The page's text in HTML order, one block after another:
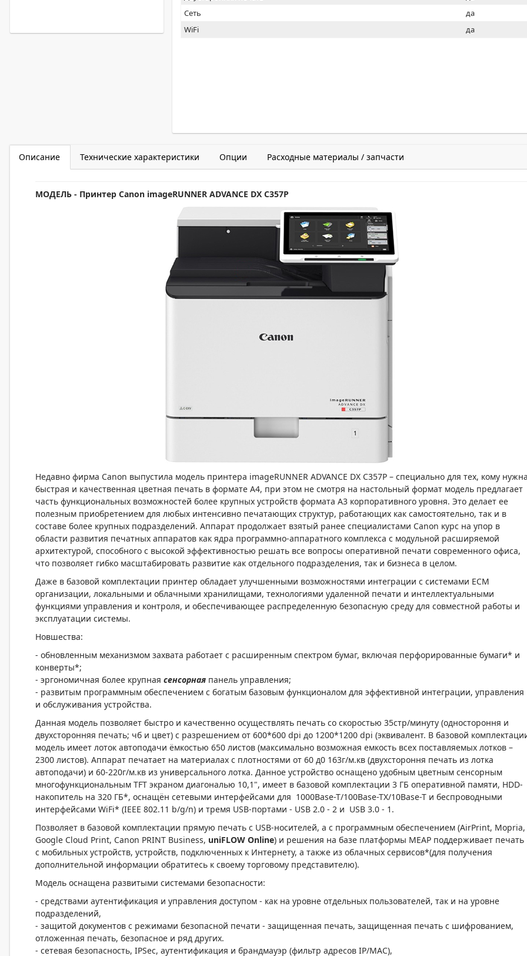
Сеть
да
WiFi
да
Описание Технические характеристики Опции Расходные материалы / запчасти
МОДЕЛЬ - Принтер Canon imageRUNNER ADVANCE DX C357P
Недавно фирма Canon выпустила модель принтера imageRUNNER ADVANCE DX C357P – специально для тех, кому
быстрая и качественная цветная печать в формате А4, при этом не смотря на настольный формат модель предлагает
часть функциональных возможностей более крупных устройств формата A3 корпоративного уровня. Это делает ее
полезным приобретением для любых интенсивно печатающих структур, работающих как самостоятельно, так и в
составе более крупных подразделений. Аппарат продолжает взятый ранее специалистами Canon курс на упор в
области развития печатных аппаратов как ядра программно-аппаратного комплекса с модульной расширяемой
архитектурой, способного с высокой эффективностью решать все вопросы оперативной печати современного офиса,
что позволяет гибко масштабировать развитие как отдельного подразделения, так и бизнеса в целом.
Даже в базовой комплектации принтер обладает улучшенными возможностями интеграции с системами EСМ
организации, локальными и облачными хранилищами, технологиями удаленной печати и интеллектуальными
функциями управления и контроля, и обеспечивающее распределенную безопасную среду для совместной работы и
эксплуатации системы.
Новшества:
- обновленным механизмом захвата работает с расширенным спектром бумаг, включая перфорированные бумаги* и
конверты*;
- эргономичная более крупнаясенсорная панель управления;
- развитым программным обеспечением с богатым базовым функционалом для эффективной интеграции, управления
и обслуживания устройства.
Данная модель позволяет быстро и качественно осуществлять печать со скоростью 35стр/минуту (одностороння и
двухсторонняя печать; чб и цвет) с разрешением от 600*600 dpi до 1200*1200 dpi (эквивалент. В базовой
модель имеет лоток автоподачи ёмкостью 650 листов (максимально возможная емкость всех поставляемых лотков –
2300 листов). Аппарат печатает на материалах с плотностями от 60 д0 163г/м.кв (двухстороння печать из лотка
автоподачи) и 60-220г/м.кв из универсального лотка. Данное устройство оснащено удобным цветным сенсорным
многофункциональным TFT экраном диагональю 10,1", имеет в базовой комплектации 3 ГБ оперативной памяти, HDD-
накопитель на 320 ГБ*, оснащён сетевыми интерфейсами для 1000Base-T/100Base-TX/10Base-T и беспроводными
интерфейсами WiFi* (IEEE 802.11 b/g/n) и тремя USB-портами - USB 2.0 - 2 и USB 3.0 - 1.
Позволяет в базовой комплектации прямую печать с USB-носителей, а с программным обеспечением (AirPrint, Mopria,
Google Cloud Print, Canon PRINT Business, uniFLOW Online) и решения на базе платформы MEAP поддерживает печать
с мобильных устройств, устройств, подключенных к Интернету, а также из облачных сервисов*(для получения
дополнительной информации обратитесь к своему торговому представителю).
Модель оснащена развитыми системами безопасности:
- средствами аутентификация и управления доступом - как на уровне отдельных пользователей, так и на уровне
подразделений,
- защитой документов с режимами безопасной печати - защищенная печать, защищенная печать с шифрованием,
отложенная печать, безопасное и ряд других.
- сетевая безопасность, IPSec, аутентификация и брандмауэр (фильтр адресов IP/MAC),